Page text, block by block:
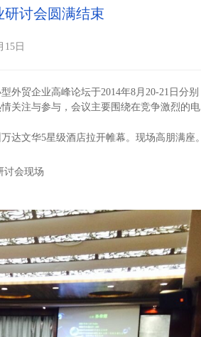
讨会圆满结束
15日
外贸企业高峰论坛于2014年8月 20-21 日分别
关注与参与，会议主要围绕在竞争激烈的电
达文华5星级酒店拉开帷幕。现场高朋满座。
讨会现场